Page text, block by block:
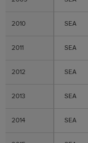
2010 SEA
2011 SEA
2012 SEA
2013 SEA
2014 SEA
2010
2011
2012
2013
2014